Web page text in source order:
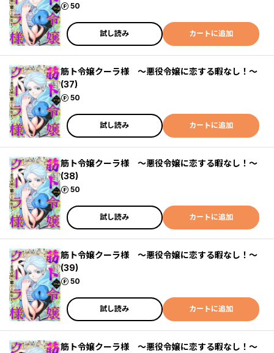
50
ポイント
試し読み カートに追加
筋ト令嬢クーラ様 ～悪役令嬢に恋する暇なし！～
(37)
50
ポイント
試し読み カートに追加
筋ト令嬢クーラ様 ～悪役令嬢に恋する暇なし！～
(38)
50
ポイント
試し読み カートに追加
筋ト令嬢クーラ様 ～悪役令嬢に恋する暇なし！～
(39)
50
ポイント
試し読み カートに追加
筋ト令嬢クーラ様 ～悪役令嬢に恋する暇なし！～